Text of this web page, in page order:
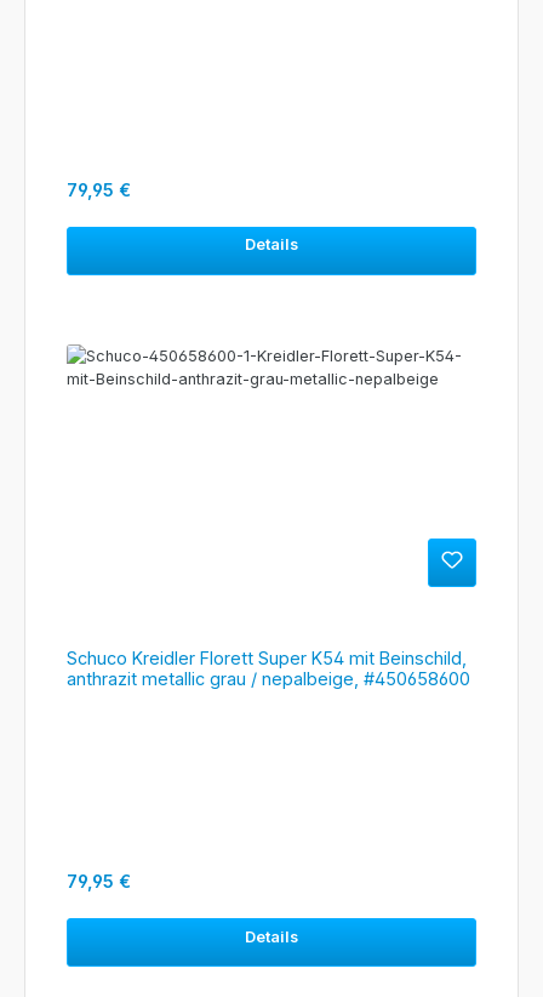
Regulärer Preis:
79,95 €
Details
Schuco Kreidler Florett Super K54 mit Beinschild,
anthrazit metallic grau / nepalbeige, #450658600
Regulärer Preis:
79,95 €
Details